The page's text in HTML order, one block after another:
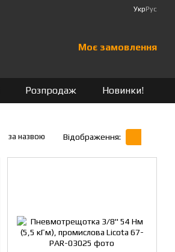
УкрРус
Моє замовлення
Розпродаж Новинки!
за назвою Відображення: